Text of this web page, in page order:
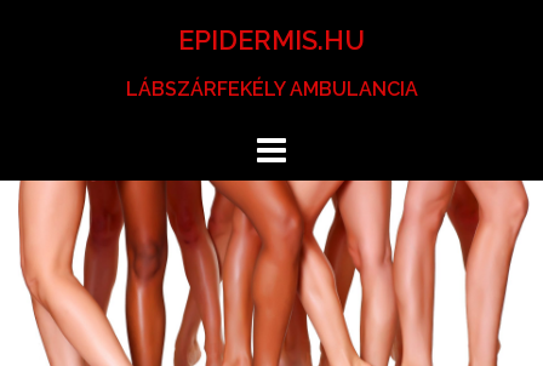
EPIDERMIS.HU
LÁBSZÁRFEKÉLY AMBULANCIA